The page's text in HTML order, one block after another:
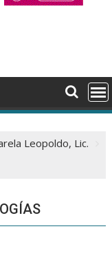
Leopoldo, Lic.